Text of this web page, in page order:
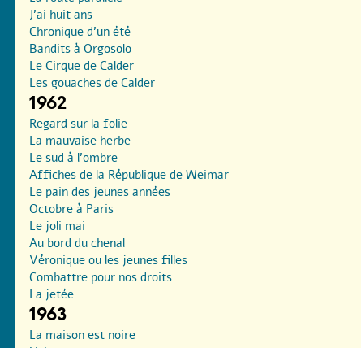
J’ai huit ans
Chronique d’un été
Bandits à Orgosolo
Le Cirque de Calder
Les gouaches de Calder
1962
Regard sur la folie
La mauvaise herbe
Le sud à l’ombre
Affiches de la République de Weimar
Le pain des jeunes années
Octobre à Paris
Le joli mai
Au bord du chenal
Véronique ou les jeunes filles
Combattre pour nos droits
La jetée
1963
La maison est noire